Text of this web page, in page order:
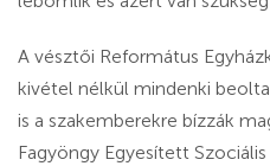
A vésztői Református
kivétel nélkül mindenki
is a szakemberekre bízzák
Fagyöngy Egyesített